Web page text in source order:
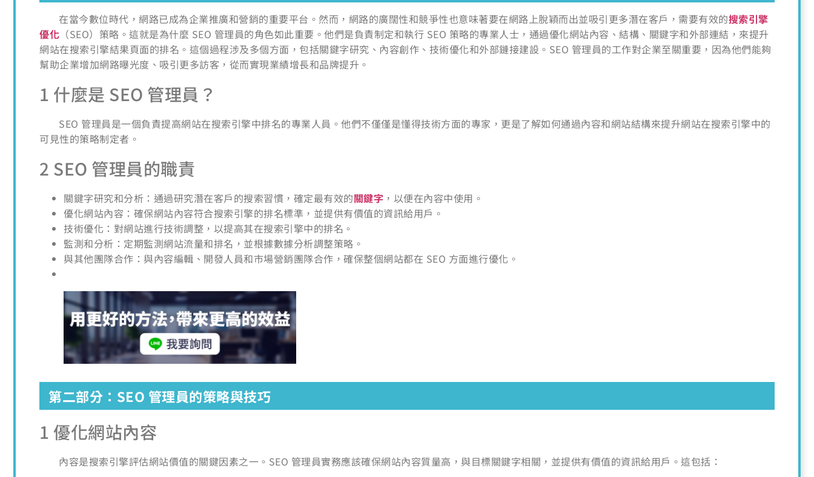
在當今數位時代，網路已成為企業推廣和營銷的重要平台。然而，網路的廣闊性和競爭性也意味著要在網路上脫穎而出並吸引更多潛在客戶，需要有效的搜索引擎
優化 （SEO）策略。這就是為什麼 SEO 管理員的角色如此重要。他們是負責制定和執行 SEO 策略的專業人士，通過優化網站內容、結構、關鍵字和外部連結，來提升
網站在搜索引擎結果頁面的排名。這個過程涉及多個方面，包括關鍵字研究、內容創作、技術優化和外部鏈接建設。SEO 管理員的工作對企業至關重要，因為他們能夠
幫助企業增加網路曝光度、吸引更多訪客，從而實現業績增長和品牌提升。
1 什麼是 SEO 管理員？
SEO 管理員是一個負責提高網站在搜索引擎中排名的專業人員。他們不僅僅是懂得技術方面的專家，更是了解如何通過內容和網站結構來提升網站在搜索引擎中的
可見性的策略制定者。
2 SEO 管理員的職責
關鍵字研究和分析：通過研究潛在客戶的搜索習慣，確定最有效的關鍵字 ，以便在內容中使用。
優化網站內容：確保網站內容符合搜索引擎的排名標準，並提供有價值的資訊給用戶。
技術優化：對網站進行技術調整，以提高其在搜索引擎中的排名。
監測和分析：定期監測網站流量和排名，並根據數據分析調整策略。
與其他團隊合作：與內容編輯、開發人員和市場營銷團隊合作，確保整個網站都在 SEO 方面進行優化。
第二部分：SEO 管理員的策略與技巧
1 優化網站內容
內容是搜索引擎評估網站價值的關鍵因素之一。SEO 管理員實務應該確保網站內容質量高，與目標關鍵字相關，並提供有價值的資訊給用戶。這包括：